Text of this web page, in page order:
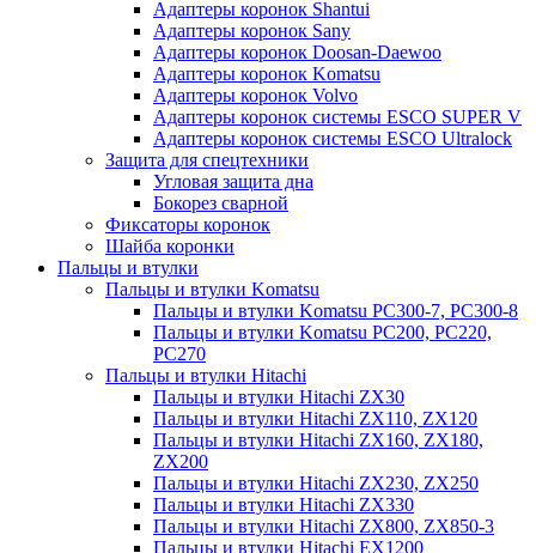
Адаптеры коронок Shantui
Адаптеры коронок Sany
Адаптеры коронок Doosan-Daewoo
Адаптеры коронок Komatsu
Адаптеры коронок Volvo
Адаптеры коронок системы ESCO SUPER V
Адаптеры коронок системы ESCO Ultralock
Защита для спецтехники
Угловая защита дна
Бокорез сварной
Фиксаторы коронок
Шайба коронки
Пальцы и втулки
Пальцы и втулки Komatsu
Пальцы и втулки Komatsu PC300-7, PC300-8
Пальцы и втулки Komatsu PC200, PC220,
PC270
Пальцы и втулки Hitachi
Пальцы и втулки Hitachi ZX30
Пальцы и втулки Hitachi ZX110, ZX120
Пальцы и втулки Hitachi ZX160, ZX180,
ZX200
Пальцы и втулки Hitachi ZX230, ZX250
Пальцы и втулки Hitachi ZX330
Пальцы и втулки Hitachi ZX800, ZX850-3
Пальцы и втулки Hitachi EX1200